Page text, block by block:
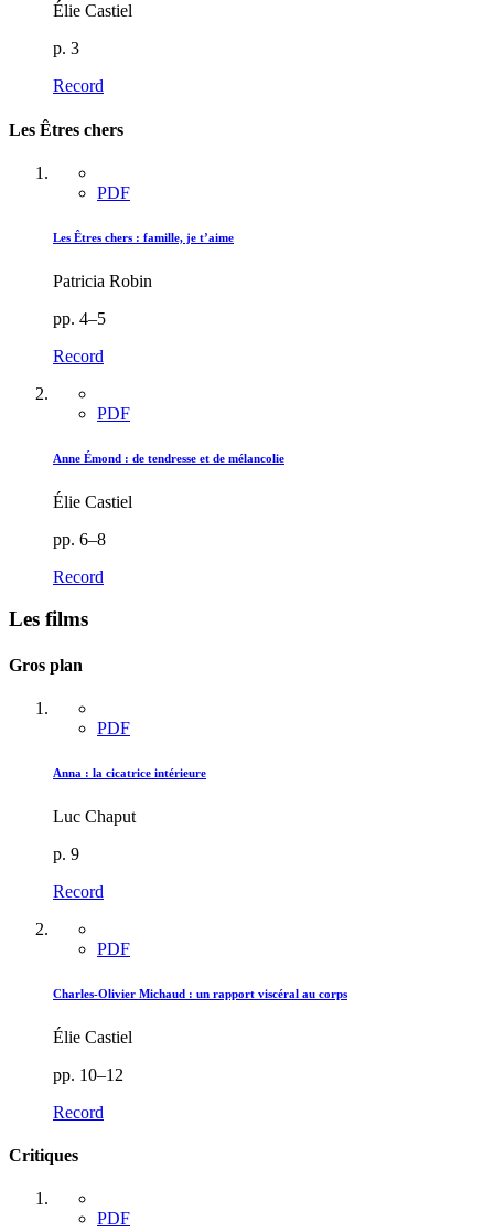
Élie Castiel
p. 3
Record
Les Êtres chers
PDF
Les Êtres chers : famille, je t’aime
Patricia Robin
pp. 4–5
Record
PDF
Anne Émond : de tendresse et de mélancolie
Élie Castiel
pp. 6–8
Record
Les films
Gros plan
PDF
Anna : la cicatrice intérieure
Luc Chaput
p. 9
Record
PDF
Charles-Olivier Michaud : un rapport viscéral au corps
Élie Castiel
pp. 10–12
Record
Critiques
PDF